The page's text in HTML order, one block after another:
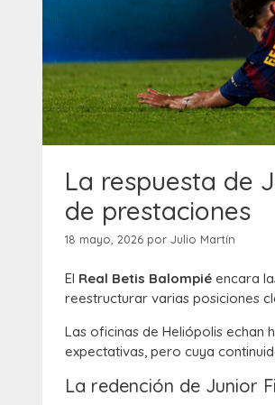
La respuesta de
de prestaciones
18 mayo, 2026 por Julio Martín
El Real Betis Balompié encara
reestructurar varias posiciones
Las oficinas de Heliópolis echan
expectativas, pero cuya
La redención de Junior